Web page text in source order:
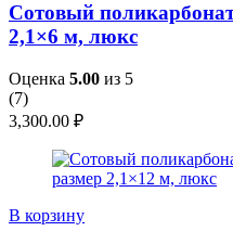
Сотовый
2,1×6 м, люкс
Оценка 5.00 из 5
(7)
3,300.00 ₽
В корзину